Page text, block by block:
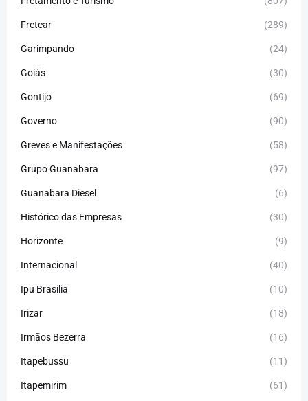
Fretcar (289)
Garimpando (24)
Goiás (30)
Gontijo (69)
Governo (90)
Greves e Manifestações (58)
Grupo Guanabara (97)
Guanabara Diesel (6)
Histórico das Empresas (30)
Horizonte (9)
Internacional (40)
Ipu Brasilia (10)
Irizar (18)
Irmãos Bezerra (16)
Itapebussu (11)
Itapemirim (61)